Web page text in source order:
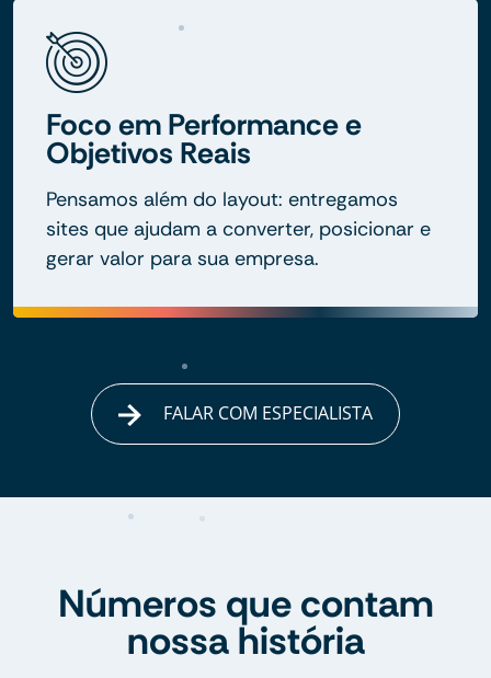
Foco em Performance e
Objetivos Reais
Pensamos além do layout: entregamos
sites que ajudam a converter, posicionar e
gerar valor para sua empresa.
FALAR COM ESPECIALISTA
Números que contam
nossa história